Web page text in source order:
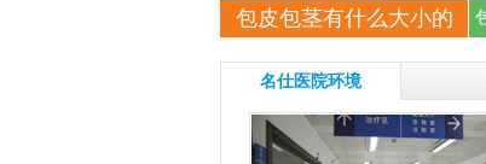
什
包皮包茎有什么大小的
名仕医院环境